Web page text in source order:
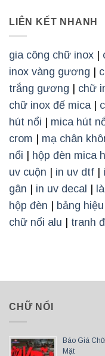
LIÊN KẾT NHANH
gia công chữ inox
inox vàng gương
trắng gương
chữ
chữ inox đế mica|
hút nổi
mica hút
crom
mạ chân
nổi
hộp đèn mica
uv cuộn
in uv dtf
gân
in uv decal
hộp đèn
bảng hiệu
chữ nổi alu
tranh
CHỮ NỔI
Báo Giá
Mặt